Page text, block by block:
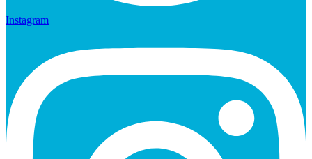
Instagram